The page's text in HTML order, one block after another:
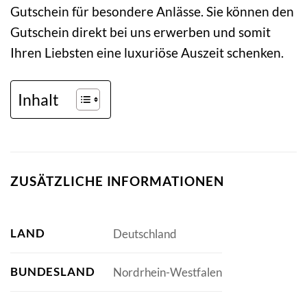
Gutschein für besondere Anlässe. Sie können den
Gutschein direkt bei uns erwerben und somit
Ihren Liebsten eine luxuriöse Auszeit schenken.
Inhalt
ZUSÄTZLICHE INFORMATIONEN
LAND Deutschland
BUNDESLAND Nordrhein-Westfalen